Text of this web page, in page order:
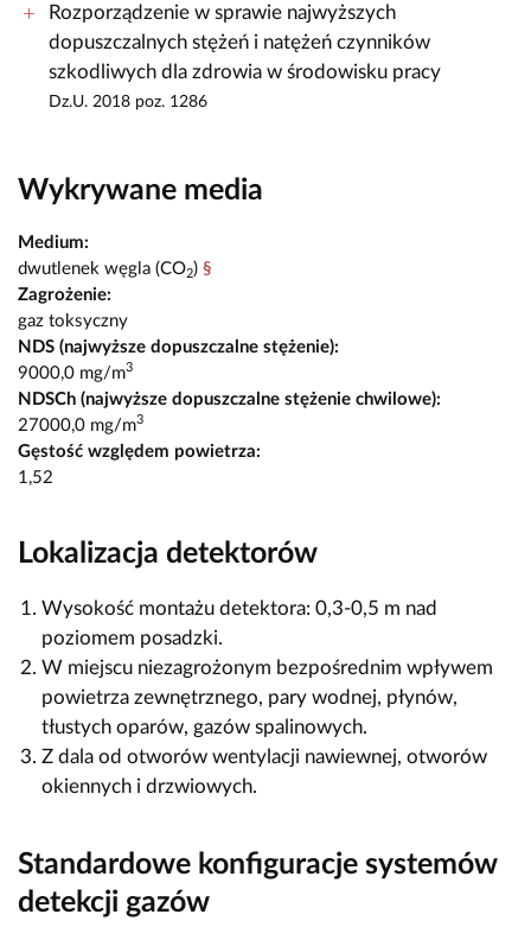
Rozporządzenie w sprawie najwyższych
dopuszczalnych stężeń i natężeń czynników
szkodliwych dla zdrowia w środowisku pracy
Dz.U. 2018 poz. 1286
Wykrywane media
Medium:
dwutlenek węgla (CO2) §
Zagrożenie:
gaz toksyczny
NDS (najwyższe dopuszczalne stężenie):
9000,0 mg/m3
NDSCh (najwyższe dopuszczalne stężenie chwilowe):
27000,0 mg/m3
Gęstość względem powietrza:
1,52
Lokalizacja detektorów
Wysokość montażu detektora: 0,3-0,5 m nad
poziomem posadzki.
W miejscu niezagrożonym bezpośrednim wpływem
powietrza zewnętrznego, pary wodnej, płynów,
tłustych oparów, gazów spalinowych.
Z dala od otworów wentylacji nawiewnej, otworów
okiennych i drzwiowych.
Standardowe konfiguracje systemów
detekcji gazów